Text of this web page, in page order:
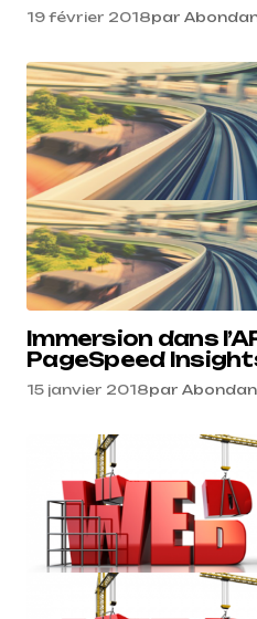
19 février 2018par
Immersion dans
PageSpeed
15 janvier 2018par